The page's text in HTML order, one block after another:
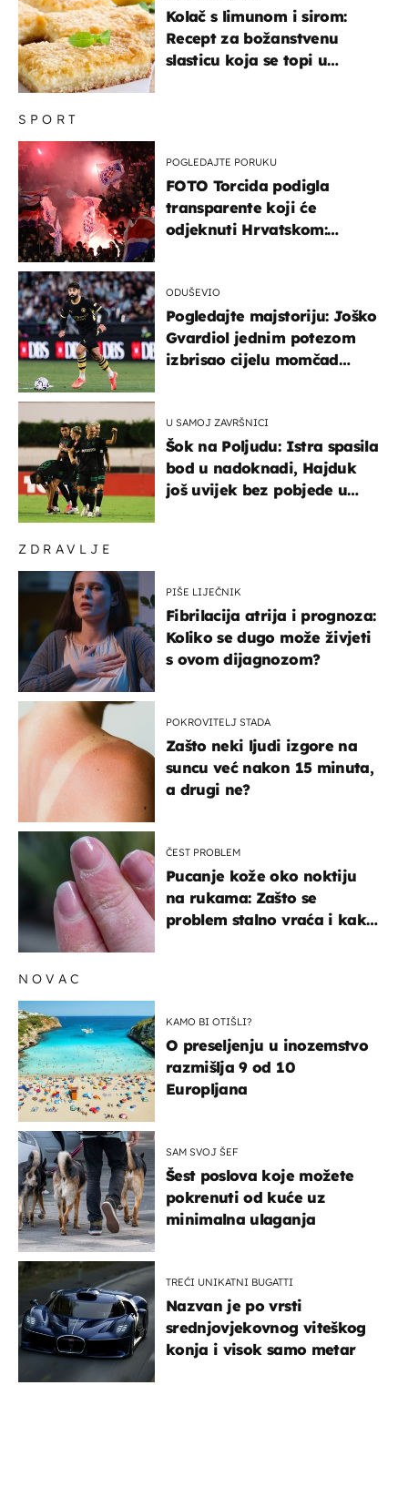
ZDRAVLJE
PIŠE LIJEČNIK
Fibrilacija atrija i prognoza:
Koliko se dugo može živjeti
s ovom dijagnozom?
POKROVITELJ STADA
Zašto neki ljudi izgore na
suncu već nakon 15 minuta,
a drugi ne?
ČEST PROBLEM
Pucanje kože oko noktiju
na rukama: Zašto se
problem stalno vraća i kako
SPORT
POGLEDAJTE PORUKU
FOTO Torcida podigla
transparente koji će
odjeknuti Hrvatskom:
ODUŠEVIO
Pogledajte majstoriju: Joško
Gvardiol jednim potezom
izbrisao cijelu momčad
U SAMOJ ZAVRŠNICI
Šok na Poljudu: Istra spasila
bod u nadoknadi, Hajduk
još uvijek bez pobjede u
Kolač s limunom i sirom:
Recept za božanstvenu
slasticu koja se topi u
NOVAC
KAMO BI OTIŠLI?
O preseljenju u inozemstvo
razmišlja 9 od 10
Europljana
SAM SVOJ ŠEF
Šest poslova koje možete
pokrenuti od kuće uz
minimalna ulaganja
TREĆI UNIKATNI BUGATTI
Nazvan je po vrsti
srednjovjekovnog viteškog
konja i visok samo metar